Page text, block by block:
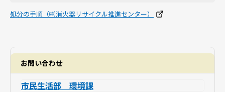
処分の手順（㈱消火器リサイクル推進センター）
お問い合わせ
市民生活部 環境課